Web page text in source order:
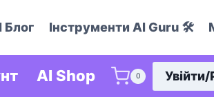
Блог Інструменти AI Guru 🛠️
AI Shop 0